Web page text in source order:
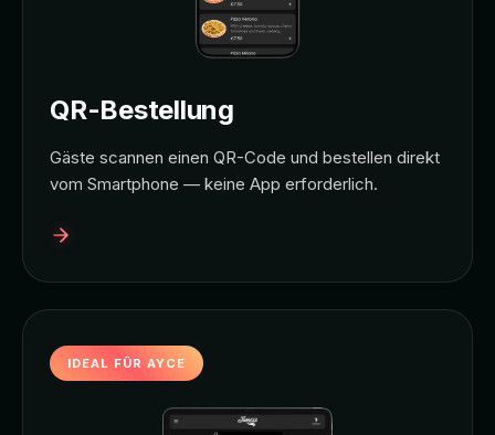
QR-Bestellung
Gäste scannen einen QR-Code und bestellen direkt
vom Smartphone — keine App erforderlich.
IDEAL FÜR AYCE